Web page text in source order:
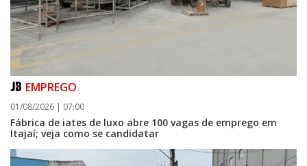
EMPREGO
01/08/2026 | 07:00
Fábrica de iates de luxo abre 100 vagas de emprego em
Itajaí; veja como se candidatar